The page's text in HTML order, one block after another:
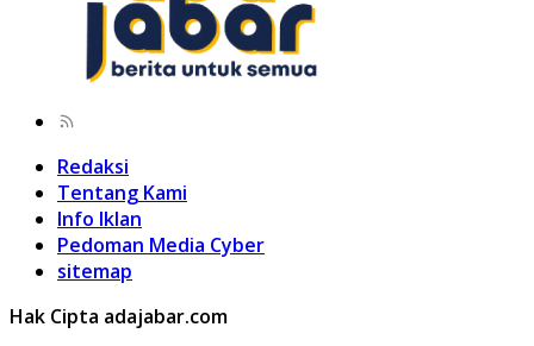
Redaksi
Tentang Kami
Info Iklan
Pedoman Media Cyber
sitemap
Hak Cipta adajabar.com